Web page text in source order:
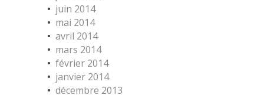
juin 2014
mai 2014
avril 2014
mars 2014
février 2014
janvier 2014
décembre 2013